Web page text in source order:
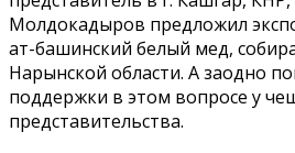
Молдокадыров предложил
ат-башинский белый мед,
Нарынской области. А заодно
поддержки в этом вопросе у
представительства.